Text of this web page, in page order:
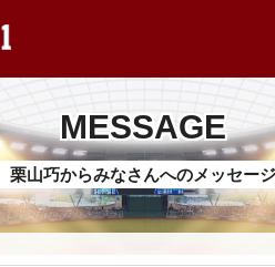
MESSAGE
栗山巧からみなさんへのメッセージ